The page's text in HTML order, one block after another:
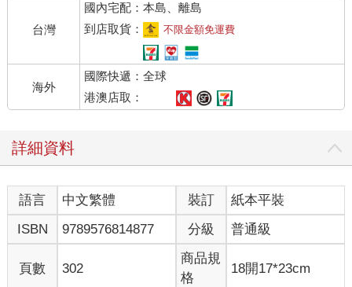
台灣
國內宅配：本島、離島
到店取貨：
不限金額免運費
海外
國際快遞：全球
港澳店取：
詳細資料
語言 中文繁體 裝訂
紙本平裝
ISBN
9789576814877 分級 普通級
頁數 302
商品規
格
18開17*23cm